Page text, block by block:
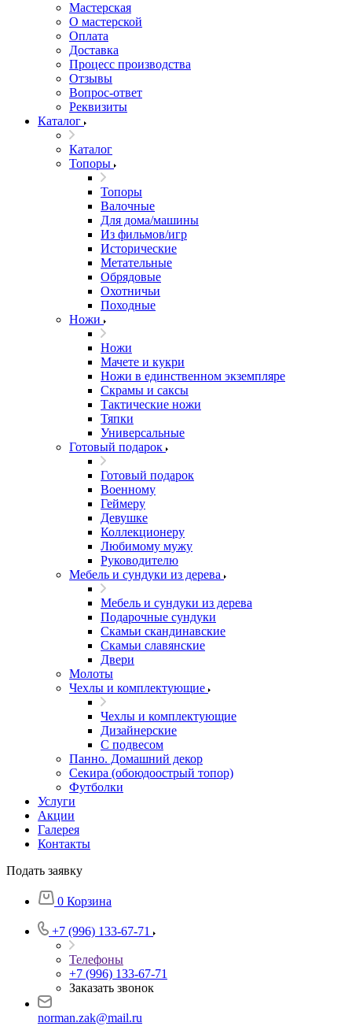
Мастерская
О мастерской
Оплата
Доставка
Процесс производства
Отзывы
Вопрос-ответ
Реквизиты
Каталог
Каталог
Топоры
Топоры
Валочные
Для дома/машины
Из фильмов/игр
Исторические
Метательные
Обрядовые
Охотничьи
Походные
Ножи
Ножи
Мачете и кукри
Ножи в единственном экземпляре
Скрамы и саксы
Тактические ножи
Тяпки
Универсальные
Готовый подарок
Готовый подарок
Военному
Геймеру
Девушке
Коллекционеру
Любимому мужу
Руководителю
Мебель и сундуки из дерева
Мебель и сундуки из дерева
Подарочные сундуки
Скамьи скандинавские
Скамьи славянские
Двери
Молоты
Чехлы и комплектующие
Чехлы и комплектующие
Дизайнерские
С подвесом
Панно. Домашний декор
Секира (обоюдоострый топор)
Футболки
Услуги
Акции
Галерея
Контакты
Подать заявку
0 Корзина
+7 (996) 133-67-71
Телефоны
+7 (996) 133-67-71
Заказать звонок
norman.zak@mail.ru